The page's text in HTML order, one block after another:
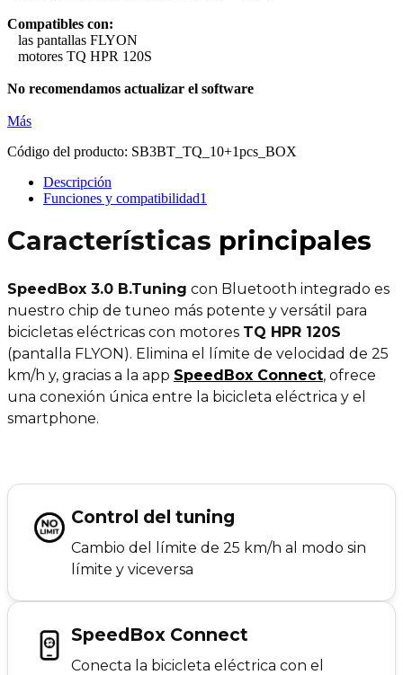
Compatibles con:
las pantallas FLYON
motores TQ HPR 120S
No recomendamos actualizar el software
Más
Código del producto: SB3BT_TQ_10+1pcs_BOX
Descripción
Funciones y compatibilidad1
Características principales
SpeedBox 3.0 B.Tuning con Bluetooth integrado es
nuestro chip de tuneo más potente y versátil para
bicicletas eléctricas con motores TQ HPR 120S
(pantalla FLYON). Elimina el límite de velocidad de 25
km/h y, gracias a la app SpeedBox Connect, ofrece
una conexión única entre la bicicleta eléctrica y el
smartphone.
Control del tuning
Cambio del límite de 25 km/h al modo sin
límite y viceversa
SpeedBox Connect
Conecta la bicicleta eléctrica con el